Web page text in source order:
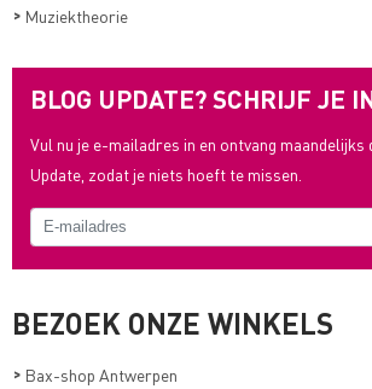
> Muziektheorie
BLOG UPDATE? SCHRIJF JE
Vul nu je e-mailadres in en ontvang
Update, zodat je niets hoeft te missen.
BEZOEK ONZE WINKELS
> Bax-shop Antwerpen